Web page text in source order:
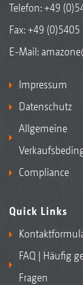
Telefon:+49
Fax: +49
E-Mail:
Impressum
Datenschutz
Allgemeine
Compliance
Quick Links
FAQ | Häufig
Fragen